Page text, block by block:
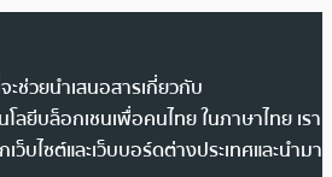
ช่วยนำเสนอสารเกี่ยวกับ
ลยีบล็อกเชนเพื่อคนไทย ในภาษาไทย เรา
บไซต์และเว็บบอร์ดต่างประเทศและนำมา